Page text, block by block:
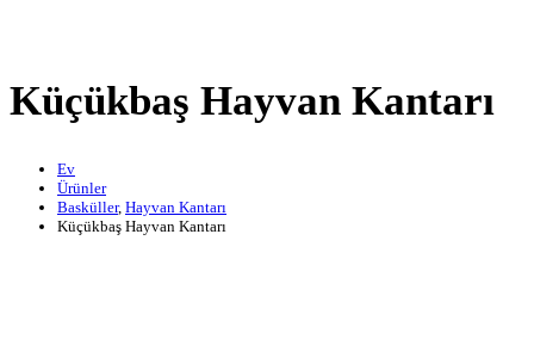
Küçükbaş Hayvan Kantarı
Ev
Ürünler
Basküller, Hayvan Kantarı
Küçükbaş Hayvan Kantarı